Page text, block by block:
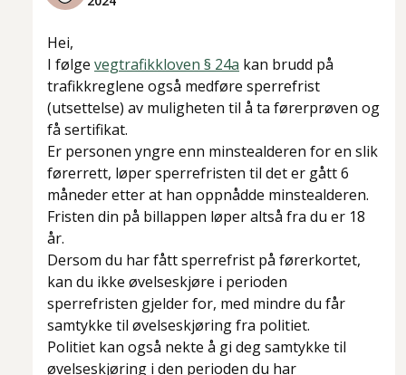
Hei,
I følge vegtrafikkloven § 24a kan brudd på
trafikkreglene også medføre sperrefrist
(utsettelse) av muligheten til å ta førerprøven og
få sertifikat.
Er personen yngre enn minstealderen for en slik
førerrett, løper sperrefristen til det er gått 6
måneder etter at han oppnådde minstealderen.
Fristen din på billappen løper altså fra du er 18
år.
Dersom du har fått sperrefrist på førerkortet,
kan du ikke øvelseskjøre i perioden
sperrefristen gjelder for, med mindre du får
samtykke til øvelseskjøring fra politiet.
Politiet kan også nekte å gi deg samtykke til
øvelseskjøring i den perioden du har